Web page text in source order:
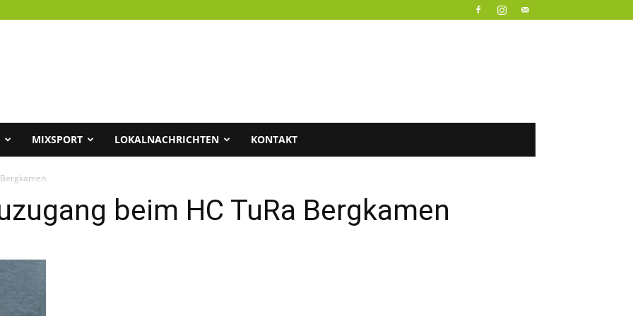
MIXSPORT LOKALNACHRICHTEN KONTAKT
beim HC TuRa Bergkamen